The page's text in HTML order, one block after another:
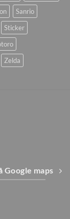
Sanrio
Sticker
Zelda
Google maps